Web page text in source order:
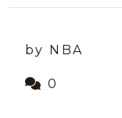
by NBA
0